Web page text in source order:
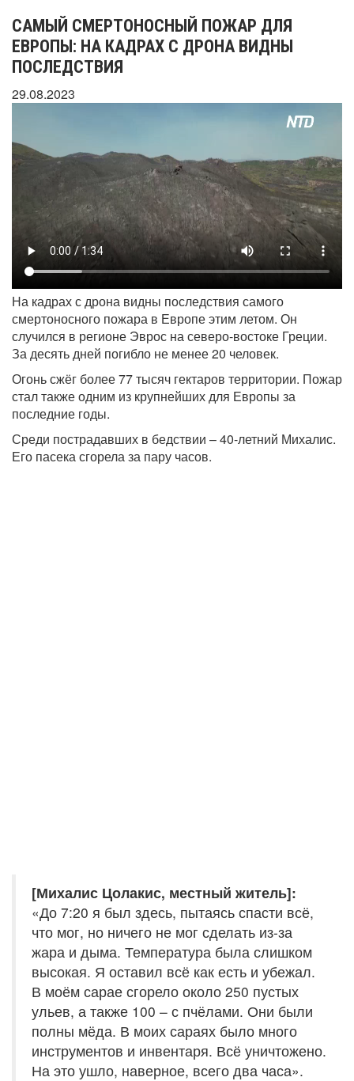
САМЫЙ СМЕРТОНОСНЫЙ ПОЖАР ДЛЯ
ЕВРОПЫ: НА КАДРАХ С ДРОНА ВИДНЫ
ПОСЛЕДСТВИЯ
29.08.2023
На кадрах с дрона видны последствия самого
смертоносного пожара в Европе этим летом. Он
случился в регионе Эврос на северо-востоке Греции.
За десять дней погибло не менее 20 человек.
Огонь сжёг более 77 тысяч гектаров территории. Пожар
стал также одним из крупнейших для Европы за
последние годы.
Среди пострадавших в бедствии – 40-летний Михалис.
Его пасека сгорела за пару часов.
[Михалис Цолакис, местный житель]:
«До 7:20 я был здесь, пытаясь спасти всё,
что мог, но ничего не мог сделать из-за
жара и дыма. Температура была слишком
высокая. Я оставил всё как есть и убежал.
В моём сарае сгорело около 250 пустых
ульев, а также 100 – с пчёлами. Они были
полны мёда. В моих сараях было много
инструментов и инвентаря. Всё уничтожено.
На это ушло, наверное, всего два часа».